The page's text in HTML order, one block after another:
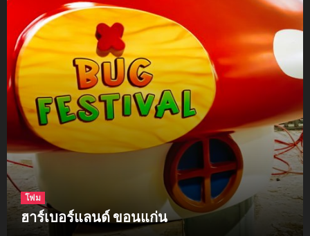
โฟม
ฮาร์เบอร์แลนด์ ขอนแก่น
3
mockups
soul young
4
mockups
ม็อคอัพขวด bsab
5